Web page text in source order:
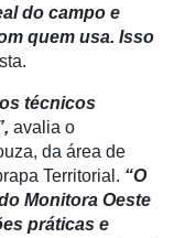
do campo e
quem usa. Isso
técnicos
avalia o
da área de
Territorial. “O
Monitora Oeste
práticas e